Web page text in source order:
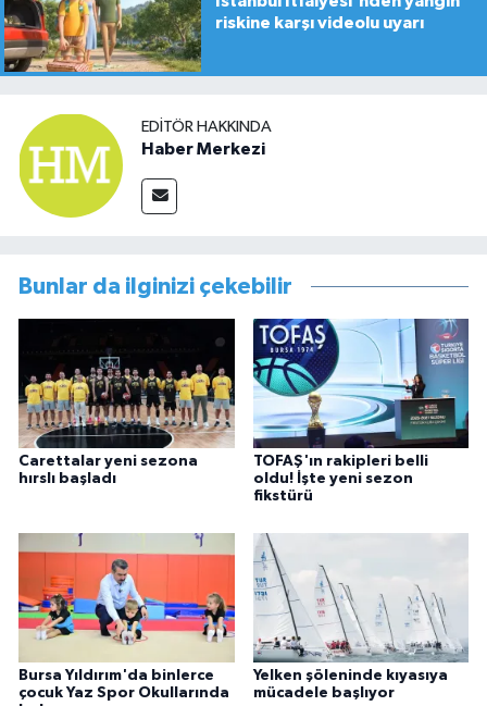
riskine karşı videolu uyarı
EDITÖR HAKKINDA
Haber Merkezi
Bunlar da ilginizi çekebilir
Carettalar yeni sezona
hırslı başladı
TOFAŞ'ın rakipleri belli
oldu! İşte yeni sezon
fikstürü
Bursa Yıldırım'da binlerce
çocuk Yaz Spor Okullarında
Yelken şöleninde kıyasıya
mücadele başlıyor